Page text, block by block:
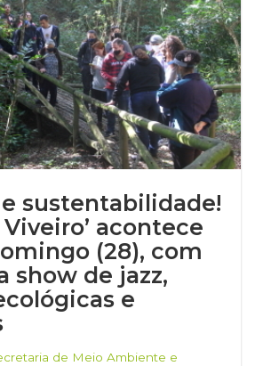
sustentabilidade!
Viveiro’ acontece
(28), com
show de jazz,
e
de Meio Ambiente e